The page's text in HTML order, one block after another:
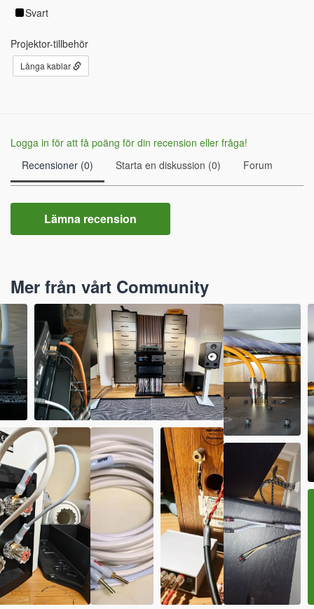
Svart
Projektor-tillbehör
Långa kablar
Logga in för att få poäng för din recension eller fråga!
Recensioner (0)
Starta en diskussion (0) Forum
Lämna recension
Mer från vårt Community